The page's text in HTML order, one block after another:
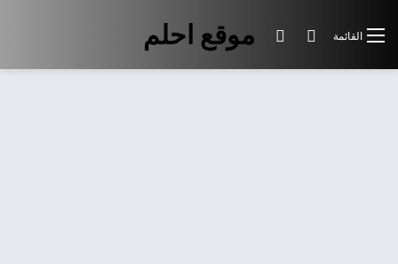
موقع احلم القائمة بحث عنالوضع المظلم